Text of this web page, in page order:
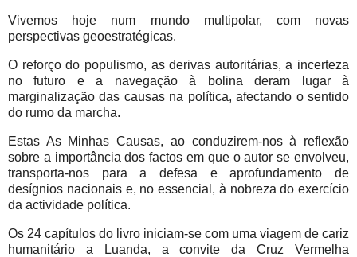
Vivemos hoje num mundo multipolar, com novas
perspectivas geoestratégicas.
O reforço do populismo, as derivas autoritárias, a incerteza
no futuro e a navegação à bolina deram lugar à
marginalização das causas na política, afectando o sentido
do rumo da marcha.
Estas As Minhas Causas, ao conduzirem-nos à reflexão
sobre a importância dos factos em que o autor se envolveu,
transporta-nos para a defesa e aprofundamento de
desígnios nacionais e, no essencial, à nobreza do exercício
da actividade política.
Os 24 capítulos do livro iniciam-se com uma viagem de cariz
humanitário a Luanda, a convite da Cruz Vermelha